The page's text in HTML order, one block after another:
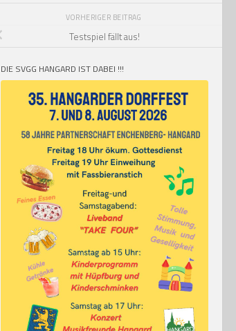
VORHERIGER BEITRAG
Testspiel fällt aus!
DIE SVGG HANGARD IST DABEI !!!